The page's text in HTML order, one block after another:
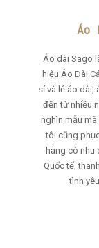
Áo
Áo dài Sago
hiệu Áo Dài
sỉ và lẻ áo dài,
đến từ nhiều
nghìn mẫu
tôi cũng
hàng có nhu
Quốc tế,
tình